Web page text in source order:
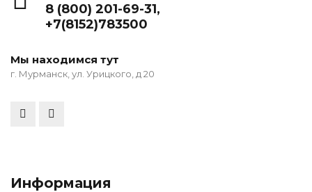
8 (800) 201-69-31,
+7(8152)783500
Мы находимся тут
г. Мурманск, ул. Урицкого, д 20
Информация